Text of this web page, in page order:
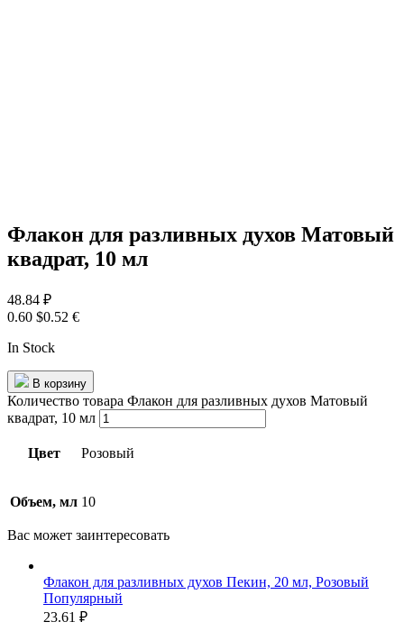
Флакон для разливных духов Матовый
квадрат, 10 мл
48.84 ₽
0.60 $0.52 €
In Stock
В корзину
Количество товара Флакон для разливных духов Матовый
квадрат, 10 мл
Цвет Розовый
Объем, мл 10
Вас может заинтересовать
Флакон для разливных духов Пекин, 20 мл, Розовый
Популярный
23.61 ₽